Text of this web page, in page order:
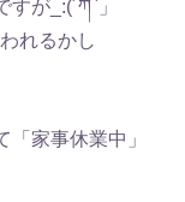
が_:(´ཀ`」
れるかし
家事休業中」